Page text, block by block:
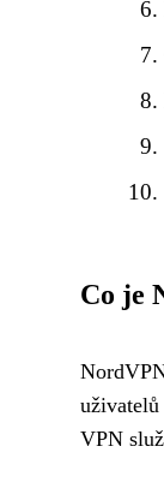
Co je
VPN